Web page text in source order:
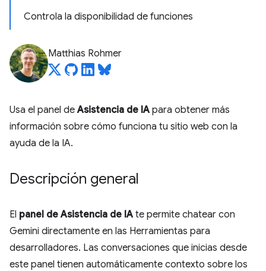
Controla la disponibilidad de funciones
Matthias Rohmer
Usa el panel deAsistencia de IA para obtener más
información sobre cómo funciona tu sitio web con la
ayuda de la IA.
Descripción general
El panel de Asistencia de IA te permite chatear con
Gemini directamente en las Herramientas para
desarrolladores. Las conversaciones que inicias desde
este panel tienen automáticamente contexto sobre los